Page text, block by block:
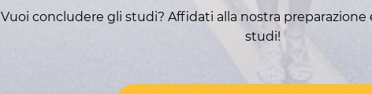
Vuoi concludere gli studi? Affidati alla nostra
studi!